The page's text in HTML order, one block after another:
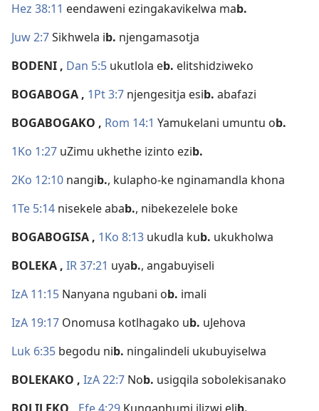
Hez 38:11 eendaweni ezingakavikelwa mab.
Juw 2:7Sikhwela ib. njengamasotja
BODENI, Dan 5:5 ukutlola eb. elitshidziweko
BOGABOGA, 1Pt 3:7 njengesitja esib. abafazi
BOGABOGAKO , Rom 14:1 Yamukelani umuntu ob.
1Ko 1:27 uZimu ukhethe izinto ezib.
2Ko 12:10 nangib., kulapho-ke nginamandla khona
1Te 5:14 nisekele abab., nibekezelele boke
BOGABOGISA, 1Ko 8:13 ukudla kub. ukukholwa
BOLEKA, IR 37:21 uyab., angabuyiseli
IzA 11:15 Nanyana ngubani ob. imali
IzA 19:17 Onomusa kotlhagako ub. uJehova
Luk 6:35 begodu nib. ningalindeli ukubuyiselwa
BOLEKAKO , IzA 22:7 Nob. usigqila sobolekisanako